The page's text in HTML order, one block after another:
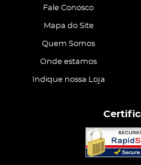
Fale Conosco
Mapa do Site
Quem Somos
Onde estamos
Indique nossa Loja